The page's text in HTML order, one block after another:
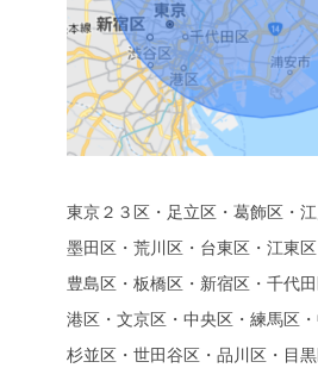
東京２３区・足立区・葛飾区・江
墨田区・荒川区・台東区・江東区
豊島区・板橋区・新宿区・千代田
港区・文京区・中央区・練馬区・
杉並区・世田谷区・品川区・目